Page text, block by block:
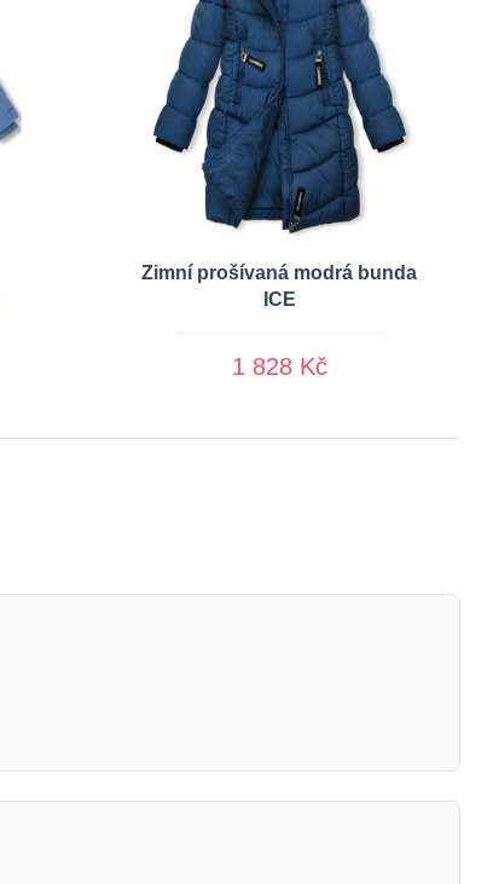
Zimní prošívaná modrá bunda
ICE
1 828 Kč